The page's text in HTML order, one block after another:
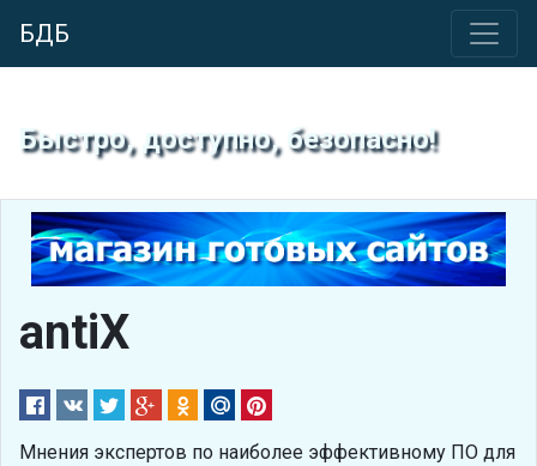
БДБ
Быстро, доступно, безопасно!
antiX
Мнения экспертов по наиболее эффективному ПО для